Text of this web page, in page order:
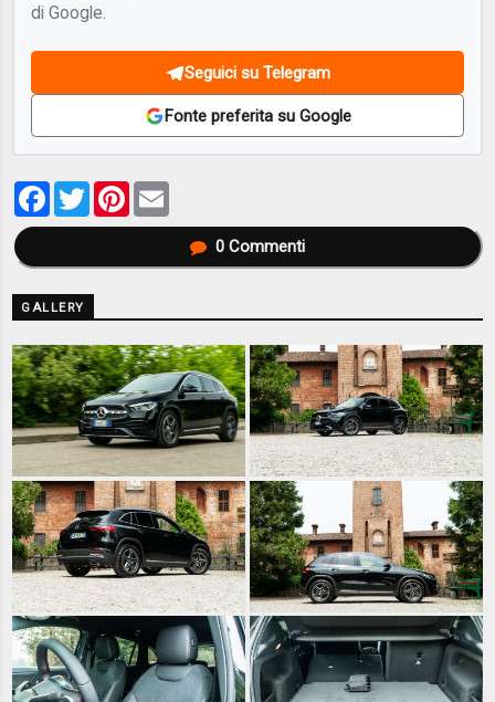
di Google.
Seguici su Telegram
Fonte preferita su Google
Facebook
TwitterPinterest
0Commenti
GALLERY